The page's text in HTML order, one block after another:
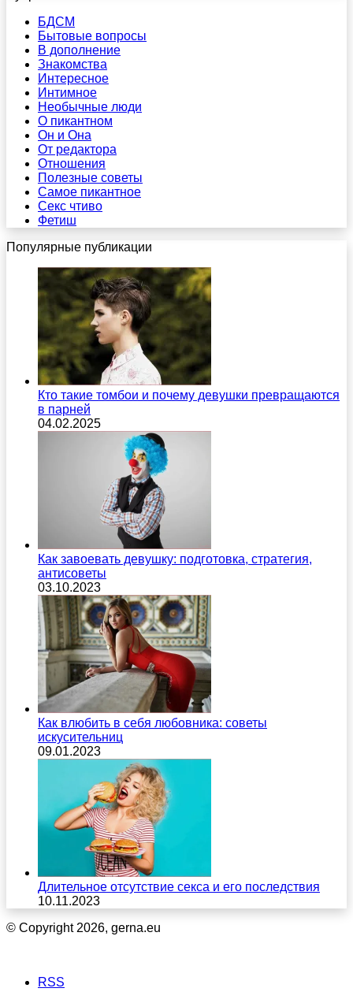
БДСМ
Бытовые вопросы
В дополнение
Знакомства
Интересное
Интимное
Необычные люди
О пикантном
Он и Она
От редактора
Отношения
Полезные советы
Самое пикантное
Секс чтиво
Фетиш
Популярные публикации
Кто такие томбои и почему девушки превращаются
в парней
04.02.2025
Как завоевать девушку: подготовка, стратегия,
антисоветы
03.10.2023
Как влюбить в себя любовника: советы
искусительниц
09.01.2023
Длительное отсутствие секса и его последствия
10.11.2023
© Copyright 2026, gerna.eu
RSS